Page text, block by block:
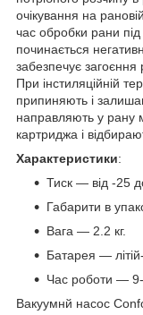
очікування на
час обробки рани
починається
забезпечує загоєння
При інстиляційній
припиняють і
направляють у рану
картриджа і
Характеристики:
Тиск — від -25
Габарити в
Вага — 2.2 кг.
Батарея —
Час роботи — 9-
Вакуумнй насос